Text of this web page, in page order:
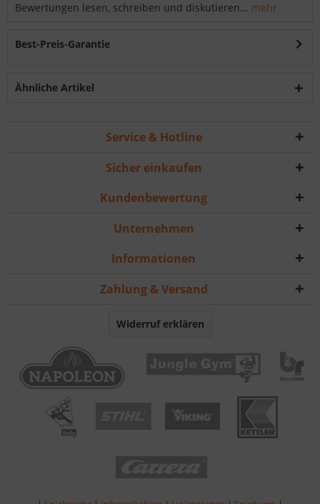
Bewertungen lesen, schreiben und diskutieren... mehr
Best-Preis-Garantie
Ähnliche Artikel
Service & Hotline
Sicher einkaufen
Kundenbewertung
Unternehmen
Informationen
Zahlung & Versand
Widerruf erklären